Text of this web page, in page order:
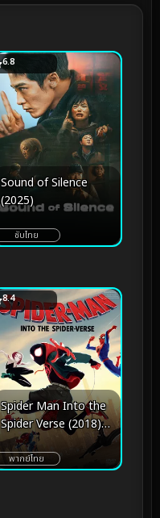
6.8
Sound of Silence
(2025)
ซับไทย
8.4
Spider Man Into the
Spider Verse (2018) ส
ไปเดอร์แมน ผงาดสู่
จักรวาล แมงมุม
พากย์ไทย